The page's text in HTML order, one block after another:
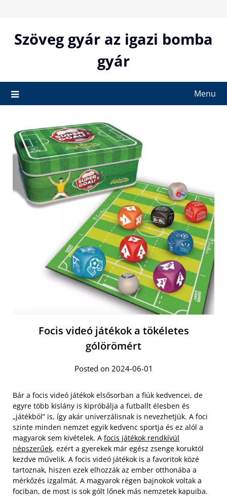
contentSzöveg gyár az igazi bomba
gyár
Menu
Focis videó játékok a tökéletes
gólörömért
Posted on 2024-06-01
Bár a focis videó játékok elsősorban a fiúk kedvencei, de
egyre több kislány is kipróbálja a futballt élesben és
„játékból” is, így akár univerzálisnak is nevezhetjük. A foci
szinte minden nemzet egyik kedvenc sportja és ez alól a
magyarok sem kivételek. A focis játékok rendkívül
népszerűek, ezért a gyerekek már egész zsenge koruktól
kezdve művelik. A focis videó játékok is a favoritok közé
tartoznak, hiszen ezek elhozzák az ember otthonába a
mérkőzés izgalmát. A magyarok régen bajnokok voltak a
fociban, de most is sok gólt lőnek más nemzetek kapuiba.